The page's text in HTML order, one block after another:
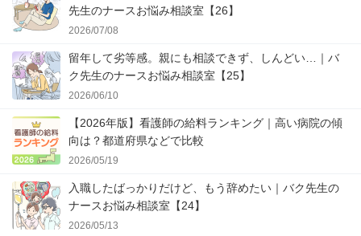
先生のナースお悩み相談室【26】
2026/07/08
留年して劣等感。親にも相談できず、しんどい…｜バ
ク先生のナースお悩み相談室【25】
2026/06/10
【2026年版】看護師の給料ランキング｜高い病院の傾
向は？都道府県などで比較
2026/05/19
入職したばっかりだけど、もう辞めたい｜バク先生の
ナースお悩み相談室【24】
2026/05/13